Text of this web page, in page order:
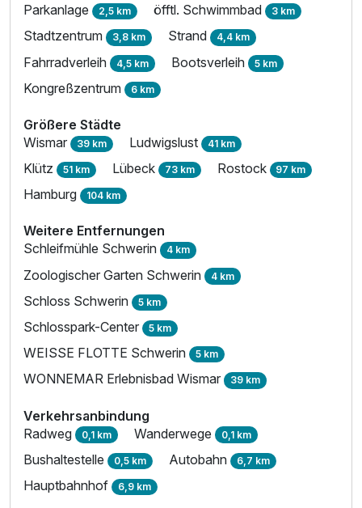
Parkanlage 2,5 km öfftl. Schwimmbad 3 km
Stadtzentrum 3,8 km Strand 4,4 km
Fahrradverleih 4,5 km Bootsverleih 5 km
Kongreßzentrum 6 km
Größere Städte
Wismar 39 km Ludwigslust 41 km
Klütz 51 km Lübeck 73 km Rostock 97 km
Hamburg 104 km
Weitere Entfernungen
Schleifmühle Schwerin 4 km
Zoologischer Garten Schwerin 4 km
Schloss Schwerin 5 km
Schlosspark-Center 5 km
WEISSE FLOTTE Schwerin 5 km
WONNEMAR Erlebnisbad Wismar 39 km
Verkehrsanbindung
Radweg 0,1 km Wanderwege 0,1 km
Bushaltestelle 0,5 km Autobahn 6,7 km
Hauptbahnhof 6,9 km